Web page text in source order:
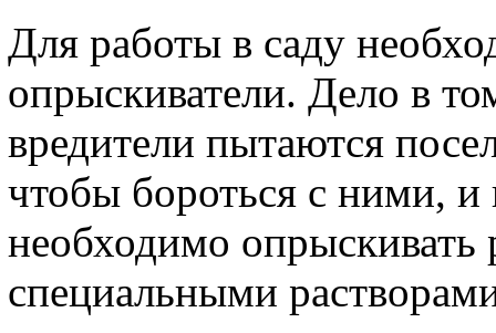
Для работы в саду
опрыскиватели. Дело в
вредители пытаются
чтобы бороться с ними, и
необходимо опрыскивать
специальными